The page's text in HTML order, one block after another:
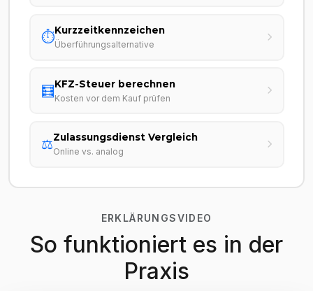
⏱️Kurzzeitkennzeichen
Überführungsalternative
🧮KFZ-Steuer berechnen
Kosten vor dem Kauf prüfen
⚖️Zulassungsdienst Vergleich
Online vs. analog
ERKLÄRUNGSVIDEO
So funktioniert es in der
Praxis